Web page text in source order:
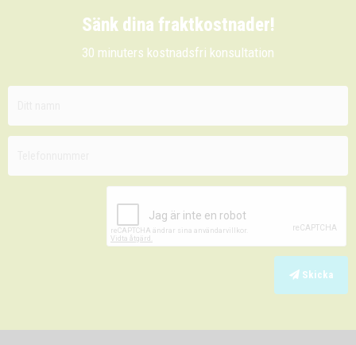
Sänk dina fraktkostnader!
30 minuters kostnadsfri konsultation
Skicka